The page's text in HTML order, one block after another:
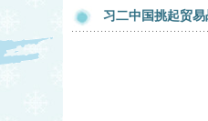
习二中国挑起贸